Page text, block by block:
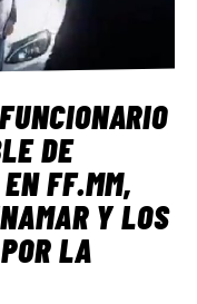
FUNCIONARIO
DE
FF.MM,
Y LOS
LA